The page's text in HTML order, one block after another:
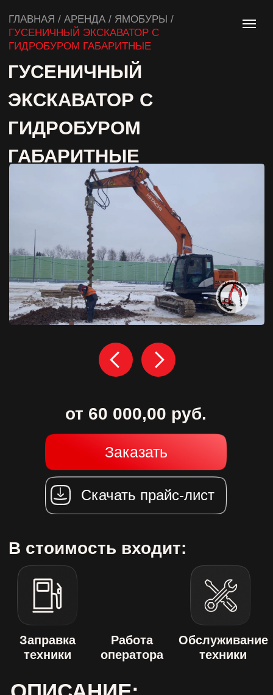
Скачать прайс-лист
Заказать
ОПИСАНИЕ:
ГУСЕНИЧНЫЙ
ЭКСКАВАТОР С
ГИДРОБУРОМ
ГАБАРИТНЫЕ
техникой, которая востребовано в
области строительства. Мы предлагаем
аренду современной спецтехники с
высокими возможностями и отличными
техническими характеристиками. Она
способна бурить отверстия с различной
глубиной. А также выполняет
шпунтирование стальными трубами,
ограждение строительных котлованов,
до 6 метров глубиной при помощи
ГЛАВНАЯ / АРЕНДА / ЯМОБУРЫ /
ГУСЕНИЧНЫЙ ЭКСКАВАТОР С
ГИДРОБУРОМ ГАБАРИТНЫЕ
от 60 000,00 руб.
Заправка
техники
Обслуживание
Работа